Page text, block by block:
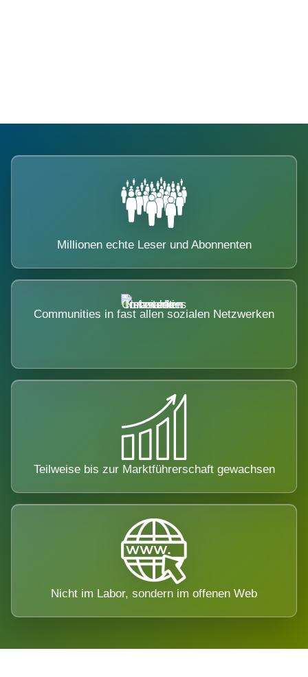
Millionen echte Leser und Abonnenten
Communities in fast allen sozialen Netzwerken
Teilweise bis zur Marktführerschaft gewachsen
Nicht im Labor, sondern im offenen Web